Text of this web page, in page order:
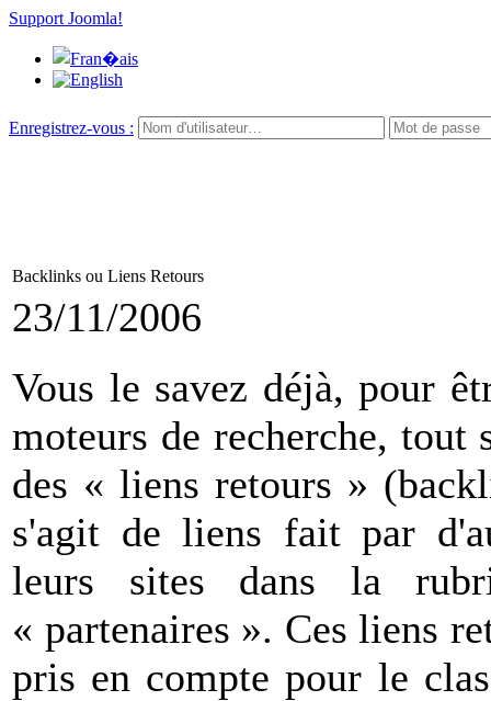
Support Joomla!
Enregistrez-vous :
Backlinks ou Liens Retours
23/11/2006
Vous le savez déjà, pour
moteurs de recherche, tout
des « liens retours »
s'agit de liens fait par
leurs sites dans la
« partenaires ». Ces liens
pris en compte pour le